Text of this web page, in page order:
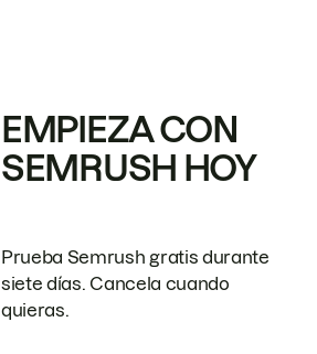
EMPIEZA CON
SEMRUSH HOY
Prueba Semrush gratis durante
siete días. Cancela cuando
quieras.